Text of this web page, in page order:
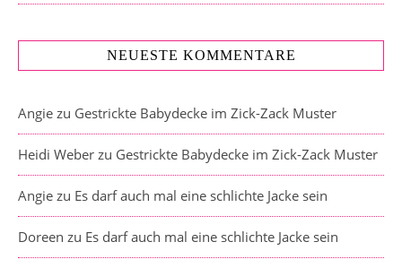
NEUESTE KOMMENTARE
Angie zu Gestrickte Babydecke im Zick-Zack Muster
Heidi Weber zu Gestrickte Babydecke im Zick-Zack Muster
Angie zu Es darf auch mal eine schlichte Jacke sein
Doreen zu Es darf auch mal eine schlichte Jacke sein